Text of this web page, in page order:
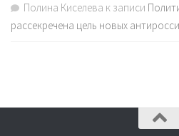
Полина Киселева к записи
рассекречена цель новых